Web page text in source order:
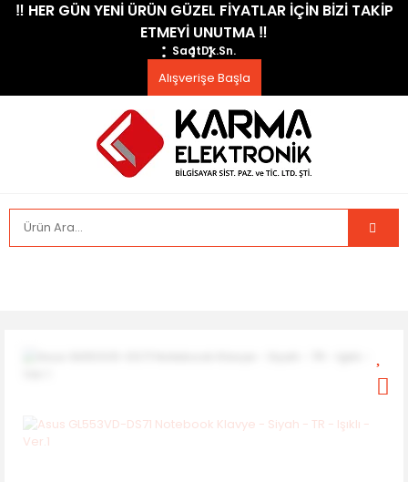
​‼️​ HER GÜN YENİ ÜRÜN GÜZEL FİYATLAR İÇİN BİZİ TAKİP
ETMEYİ UNUTMA ​‼️​
SaatDk.Sn.
Alışverişe Başla